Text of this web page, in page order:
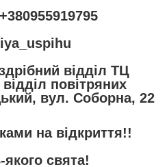
+380955919795
відділ ТЦ
повітряних
вул. Соборна, 22
на відкриття!!
свята!